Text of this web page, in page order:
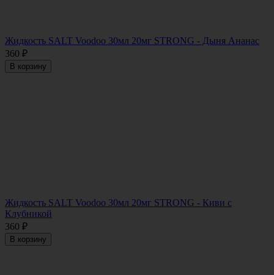
Жидкость SALT Voodoo 30мл 20мг STRONG - Дыня Ананас
360 ₽
В корзину
Жидкость SALT Voodoo 30мл 20мг STRONG - Киви с
Клубникой
360 ₽
В корзину